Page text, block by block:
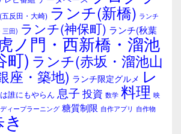
五反田・大崎) ランチ(新橋) ランチ
三田) ランチ(神保町) ランチ(秋葉
ノ門・西新橋・溜池
町) ランチ(赤坂・溜池山
座・築地) ランチ限定グルメ レ
誰にもやらん 息子 投資 数学 料理 映
ィープラーニング 糖質制限 自作アプリ 自作物